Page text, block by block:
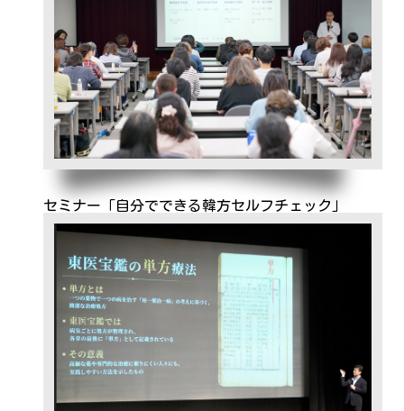
セミナー「自分でできる韓方セルフチェック」